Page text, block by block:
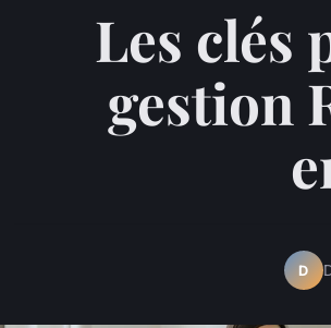
Les clés
gestion
D